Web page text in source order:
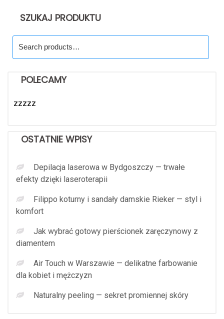
SZUKAJ PRODUKTU
for:
POLECAMY
zzzzz
OSTATNIE WPISY
Depilacja laserowa w Bydgoszczy — trwałe
efekty dzięki laseroterapii
Filippo koturny i sandały damskie Rieker — styl i
komfort
Jak wybrać gotowy pierścionek zaręczynowy z
diamentem
Air Touch w Warszawie — delikatne farbowanie
dla kobiet i mężczyzn
Naturalny peeling — sekret promiennej skóry